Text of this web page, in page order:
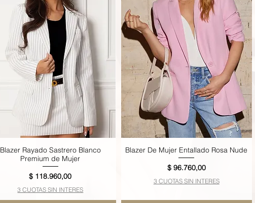
Vista rápida
Blazer Rayado Sastrero Blanco
Premium de Mujer
Precio
$ 118.960,00
3 CUOTAS SIN INTERES
Vista rápida
Blazer De Mujer Entallado Rosa Nude
Precio
$ 96.760,00
3 CUOTAS SIN INTERES